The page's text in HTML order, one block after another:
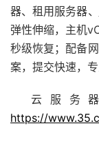
器、租用服务器、
弹性伸缩，主机
秒级恢复；配备
案，提交快速，
云服务
https://